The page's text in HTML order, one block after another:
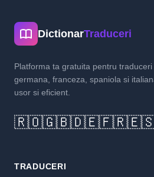
DictionarTraduceri
Platforma ta gratuita pentru traduceri
germana, franceza, spaniola si
usor si eficient.
🇷🇴🇬🇧🇩🇪🇫🇷
TRADUCERI